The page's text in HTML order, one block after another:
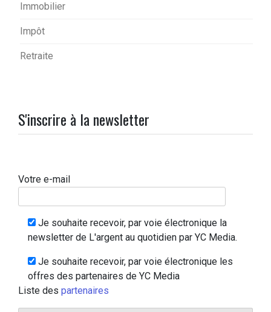
Immobilier
Impôt
Retraite
S'inscrire à la newsletter
Votre e-mail
Je souhaite recevoir, par voie électronique la
newsletter de L'argent au quotidien par YC Media.
Je souhaite recevoir, par voie électronique les
offres des partenaires de YC Media
Liste des partenaires